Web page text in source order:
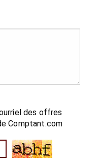
des offres
Comptant.com